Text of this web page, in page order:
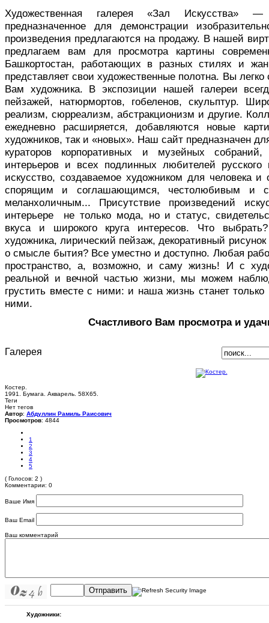
Художественная галерея «Зал Искусства» —
предназначенное для демонстрации
произведения предлагаются на продажу. В нашей
предлагаем вам для просмотра картины
Башкортостан, работающих в разных стилях и
представляет свои художественные полотна. Вы
Вам художника. В экспозиции нашей галереи
пейзажей, натюрмортов, гобеленов, скульптур.
реализм, сюрреализм, абстракционизм и другие.
ежедневно расширяется, добавляются новые
художников, так и «новых». Наш сайт предназначен
кураторов корпоративных и музейных
интерьеров и всех подлинных любителей
искусство, создаваемое художником для человека и
спорящим и соглашающимся, честолюбивым и
меланхоличным... Присутствие произведений
интерьере не только мода, но и статус,
вкуса и широкого круга интересов. Что
художника, лирический пейзаж, декоративный
о смысле бытия? Все уместно и доступно. Любая
пространство, а, возможно, и саму жизнь! И с
реальной и вечной частью жизни, мы можем
грустить вместе с ними: и наша жизнь станет только
ними.
Счастливого Вам просмотра и
Галерея
Костер.
1991. Бумага. Акварель. 58Х65.
Теги
Нет тегов
Автор: Абдуллин Рамиль Раисович
Просмотров: 4844
1
2
3
4
5
( Голосов: 2 )
Комментарии: 0
Ваше Имя
Ваш Email
Ваш комментарий
Отправить
Художники: